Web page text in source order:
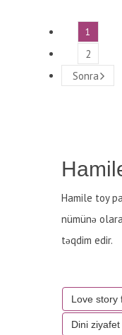
1
2
Sonra
Hamile toy
nümünə
təqdim edir.
Love story
Dini